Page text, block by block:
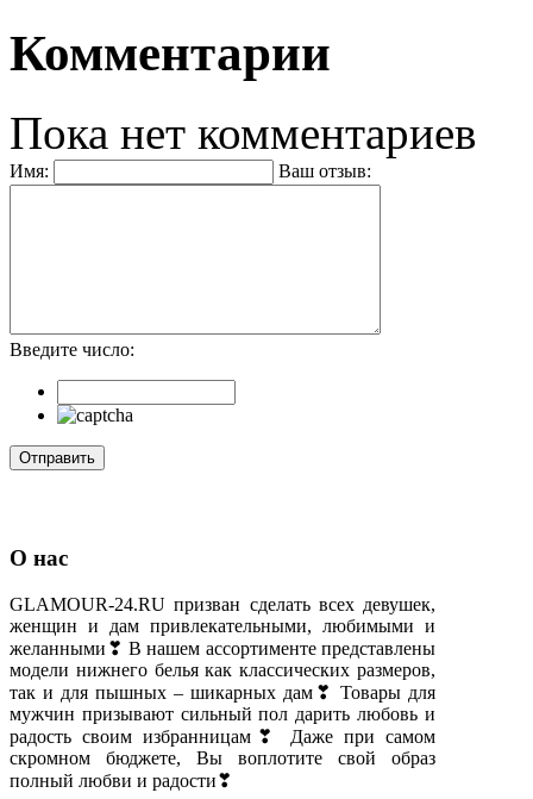
Комментарии
Пока нет комментариев
Имя: Ваш отзыв:
Введите число:
О нас
GLAMOUR-24.RU призван сделать всех девушек,
женщин и дам привлекательными, любимыми и
желанными❣ В нашем ассортименте представлены
модели нижнего белья как классических размеров,
так и для пышных – шикарных дам❣ Товары для
мужчин призывают сильный пол дарить любовь и
радость своим избранницам❣ Даже при самом
скромном бюджете, Вы воплотите свой образ
полный любви и радости❣